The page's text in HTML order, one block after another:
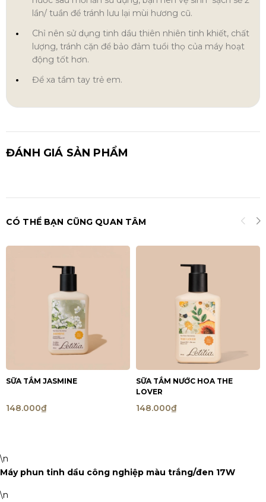
lần/ tuần để tránh lưu lại mùi hương cũ.
Chỉ nên sử dụng tinh dầu thiên nhiên tinh khiết, chất
lượng, tránh cặn để bảo đảm tuổi thọ của máy hoạt
động tốt hơn.
Để xa tầm tay trẻ em.
ĐÁNH GIÁ SẢN PHẨM
CÓ THỂ BẠN CŨNG QUAN TÂM
SỮA TẮM JASMINE
148.000₫
SỮA TẮM NƯỚC HOA THE
LOVER
148.000₫
\n
Máy phun tinh dầu công nghiệp màu trắng/đen 17W
\n